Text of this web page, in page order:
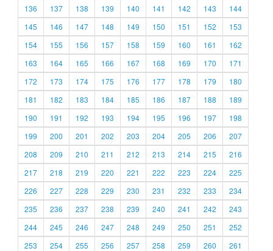
136
137 138 139 140 141 142 143
144
145
146 147 148 149 150 151 152
153
154
155 156 157 158 159 160 161
162
163
164 165 166 167 168 169 170
171
172
173 174 175 176 177 178 179
180
181
182 183 184 185 186 187 188
189
190
191 192 193 194 195 196 197
198
199
200 201 202 203 204 205 206
207
208
209 210 211 212 213 214 215
216
217
218 219 220 221 222 223 224
225
226
227 228 229 230 231 232 233
234
235
236 237 238 239 240 241 242
243
244
245 246 247 248 249 250 251
252
253
254 255 256 257 258 259 260
261